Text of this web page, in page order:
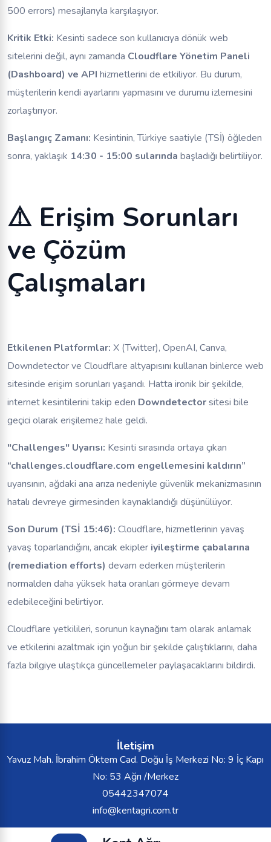
500 errors) mesajlarıyla karşılaşıyor.
Kritik Etki: Kesinti sadece son kullanıcıya dönük web
sitelerini değil, aynı zamanda Cloudflare Yönetim Paneli
(Dashboard) ve API hizmetlerini de etkiliyor. Bu durum,
müşterilerin kendi ayarlarını yapmasını ve durumu izlemesini
zorlaştırıyor.
Başlangıç Zamanı: Kesintinin, Türkiye saatiyle (TSİ) öğleden
sonra, yaklaşık 14:30 - 15:00 sularında başladığı belirtiliyor.
⚠️ Erişim Sorunları
ve Çözüm
Çalışmaları
Etkilenen Platformlar: X (Twitter), OpenAI, Canva,
Downdetector ve Cloudflare altyapısını kullanan binlerce web
sitesinde erişim sorunları yaşandı. Hatta ironik bir şekilde,
internet kesintilerini takip eden Downdetectorsitesi bile
geçici olarak erişilemez hale geldi.
"Challenges" Uyarısı: Kesinti sırasında ortaya çıkan
“challenges.cloudflare.com engellemesini kaldırın”
uyarısının, ağdaki ana arıza nedeniyle güvenlik mekanizmasının
hatalı devreye girmesinden kaynaklandığı düşünülüyor.
Son Durum (TSİ 15:46): Cloudflare, hizmetlerinin yavaş
yavaş toparlandığını, ancak ekipler iyileştirme çabalarına
(remediation efforts) devam ederken müşterilerin
normalden daha yüksek hata oranları görmeye devam
edebileceğini belirtiyor.
Cloudflare yetkilileri, sorunun kaynağını tam olarak anlamak
ve etkilerini azaltmak için yoğun bir şekilde çalıştıklarını, daha
fazla bilgiye ulaştıkça güncellemeler paylaşacaklarını bildirdi.
İletişim
Yavuz Mah. İbrahim Öktem Cad. Doğu İş Merkezi No: 9 İç Kapı
No: 53 Ağrı /Merkez
05442347074
info@kentagri.com.tr
Kent Ağrı Tüm Hakları Saklıdır.